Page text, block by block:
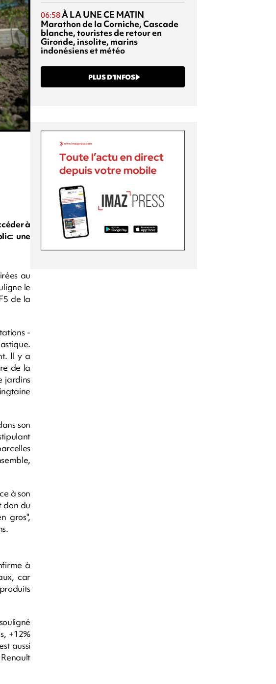
à
une
au
le
de la
-
Il y a
de la
jardins
son
à son
don du
gros",
à
car
+12%
aussi
06:58À LA UNE CE MATIN
Marathon de la Corniche, Cascade
blanche, touristes de retour en
Gironde, insolite, marins
indonésiens et météo
PLUS D’INFOS